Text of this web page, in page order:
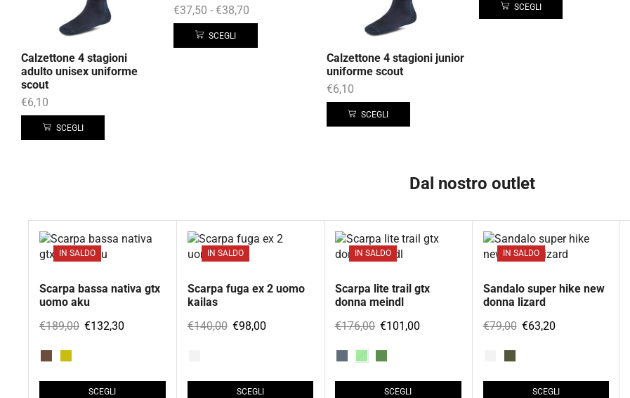
Calzettone 4 stagioni
adulto unisex uniforme
scout
€6,10
SCEGLI
€37,50 - €38,70
SCEGLI
Calzettone 4 stagioni junior
uniforme scout
€6,10
SCEGLI
SCEGLI
Dal nostro outlet
IN SALDO
Scarpa bassa nativa gtx
uomo aku
€189,00 €132,30
SCEGLI
IN SALDO
Scarpa fuga ex 2 uomo
kailas
€140,00 €98,00
SCEGLI
IN SALDO
Scarpa lite trail gtx
donna meindl
€176,00 €101,00
SCEGLI
IN SALDO
Sandalo super hike new
donna lizard
€79,00 €63,20
SCEGLI